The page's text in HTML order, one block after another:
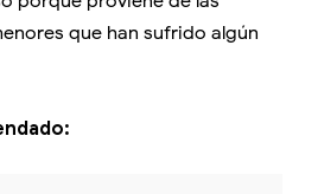
que han sufrido algún